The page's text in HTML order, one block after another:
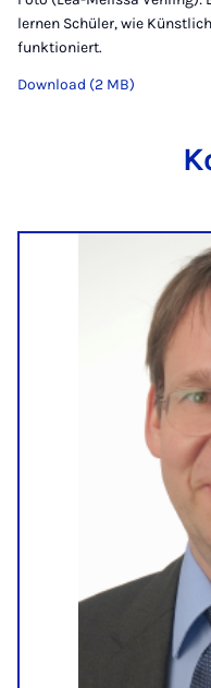
lernen Schüler, wie
funktioniert.
Download (2 MB)